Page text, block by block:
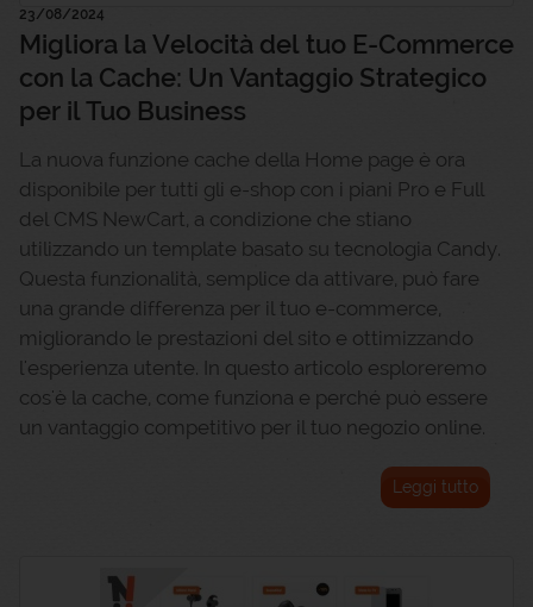
23/08/2024
Migliora la Velocità del tuo E-Commerce
con la Cache: Un Vantaggio Strategico
per il Tuo Business
La nuova funzione cache della Home page è ora
disponibile per tutti gli e-shop con i piani Pro e Full
del CMS NewCart, a condizione che stiano
utilizzando un template basato su tecnologia Candy.
Questa funzionalità, semplice da attivare, può fare
una grande differenza per il tuo e-commerce,
migliorando le prestazioni del sito e ottimizzando
l'esperienza utente. In questo articolo esploreremo
cos'è la cache, come funziona e perché può essere
un vantaggio competitivo per il tuo negozio online.
Leggi tutto